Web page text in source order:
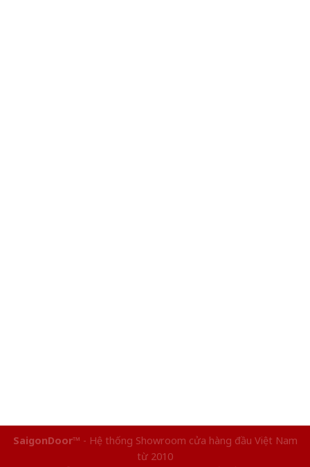
SaigonDoor™ - Hệ thống Showroom cửa hàng đầu Việt Nam
từ 2010